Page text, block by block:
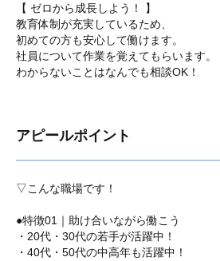
【 ゼロから成長しよう！ 】
教育体制が充実しているため、
初めての方も安心して働けます。
社員について作業を覚えてもらいます。
わからないことはなんでも相談OK！
アピールポイント
▽こんな職場です！
●特徴01｜助け合いながら働こう
・20代・30代の若手が活躍中！
・40代・50代の中高年も活躍中！